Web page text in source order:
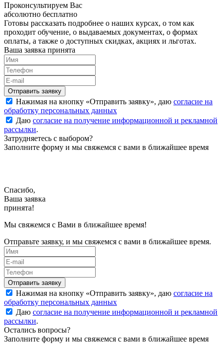
Проконсультируем Вас
абсолютно бесплатно
Готовы рассказать подробнее о наших курсах, о том как
проходит обучение, о выдаваемых документах, о формах
оплаты, а также о доступных скидках, акциях и льготах.
Ваша заявка принята
Нажимая на кнопку «Отправить заявку», даю согласие на
обработку персональных данных
Даю согласие на получение информационной и рекламной
рассылки.
Затрудняетесь с выбором?
Заполните форму и мы свяжемся с вами в ближайшее время
Спасибо,
Ваша заявка
принята!
Мы свяжемся с Вами в ближайшее время!
Отправьте заявку, и мы свяжемся с вами в ближайшее время.
Нажимая на кнопку «Отправить заявку», даю согласие на
обработку персональных данных
Даю согласие на получение информационной и рекламной
рассылки.
Остались вопросы?
Заполните форму и мы свяжемся с вами в ближайшее время